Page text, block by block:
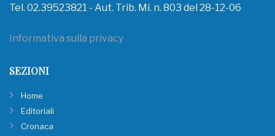
Tel. 02.39523821 - Aut. Trib. Mi. n. 803 del 28-12-06
Informativa sulla privacy
SEZIONI
Home
Editoriali
Cronaca